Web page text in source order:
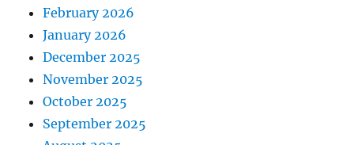
February 2026
January 2026
December 2025
November 2025
October 2025
September 2025